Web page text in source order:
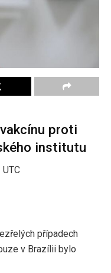
proti
institutu
případech
v Brazílii bylo